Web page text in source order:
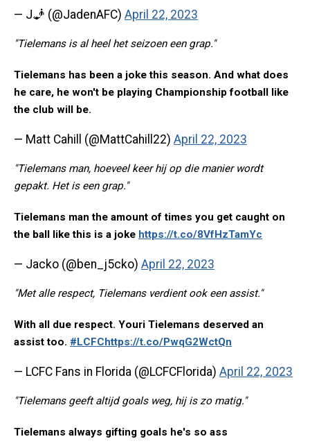
— J🧞 (@JadenAFC) April 22, 2023
"Tielemans is al heel het seizoen een grap."
Tielemans has been a joke this season. And what does
he care, he won't be playing Championship football like
the club will be.
— Matt Cahill (@MattCahill22) April 22, 2023
"Tielemans man, hoeveel keer hij op die manier wordt
gepakt. Het is een grap."
Tielemans man the amount of times you get caught on
the ball like this is a joke https://t.co/8VfHzTamYc
— Jacko (@ben_j5cko) April 22, 2023
"Met alle respect, Tielemans verdient ook een assist."
With all due respect. Youri Tielemans deserved an
assist too. #LCFChttps://t.co/PwqG2WctQn
— LCFC Fans in Florida (@LCFCFlorida) April 22, 2023
"Tielemans geeft altijd goals weg, hij is zo matig."
Tielemans always gifting goals he's so ass